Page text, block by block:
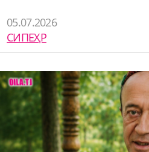
05.07.2026
СИПЕҲР